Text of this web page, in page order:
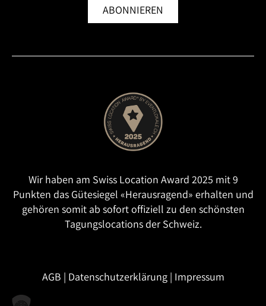
ABONNIEREN
Wir haben am Swiss Location Award 2025 mit 9
Punkten das Gütesiegel «Herausragend» erhalten und
gehören somit ab sofort offiziell zu den schönsten
Tagungslocations der Schweiz.
AGB | Datenschutzerklärung| Impressum